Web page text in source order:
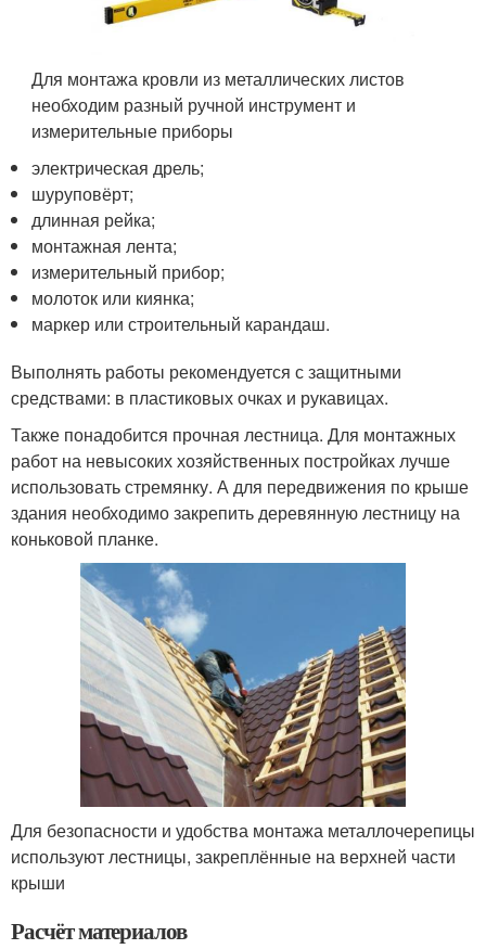
Для монтажа кровли из металлических листов
необходим разный ручной инструмент и
измерительные приборы
электрическая дрель;
шуруповёрт;
длинная рейка;
монтажная лента;
измерительный прибор;
молоток или киянка;
маркер или строительный карандаш.
Выполнять работы рекомендуется с защитными
средствами: в пластиковых очках и рукавицах.
Также понадобится прочная лестница. Для монтажных
работ на невысоких хозяйственных постройках лучше
использовать стремянку. А для передвижения по крыше
здания необходимо закрепить деревянную лестницу на
коньковой планке.
Для безопасности и удобства монтажа металлочерепицы
используют лестницы, закреплённые на верхней части
крыши
Расчёт материалов